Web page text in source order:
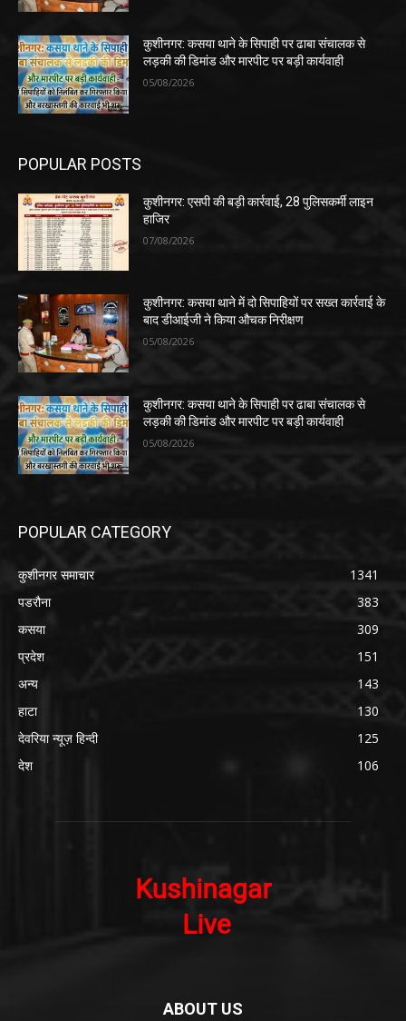
कुशीनगर: कसया थाने के सिपाही पर ढाबा संचालक से
लड़की की डिमांड और मारपीट पर बड़ी कार्यवाही
05/08/2026
POPULAR POSTS
कुशीनगर: एसपी की बड़ी कार्रवाई, 28 पुलिसकर्मी लाइन
हाजिर
07/08/2026
कुशीनगर: कसया थाने में दो सिपाहियों पर सख्त कार्रवाई के
बाद डीआईजी ने किया औचक निरीक्षण
05/08/2026
कुशीनगर: कसया थाने के सिपाही पर ढाबा संचालक से
लड़की की डिमांड और मारपीट पर बड़ी कार्यवाही
05/08/2026
POPULAR CATEGORY
कुशीनगर समाचार
1341
पडरौना
383
कसया
309
प्रदेश
151
अन्य
143
हाटा
130
देवरिया न्यूज़ हिन्दी
125
देश
106
ABOUT US